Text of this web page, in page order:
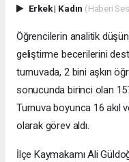
Erkek| Kadın (Haberi
Öğrencilerin analitik
geliştirme becerilerini
turnuvada, 2 bini aşkın
sonucunda birinci olan
Turnuva boyunca 16 akıl
olarak görev aldı.
İlçe Kaymakamı Ali